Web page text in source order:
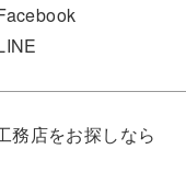
務店をお探しなら